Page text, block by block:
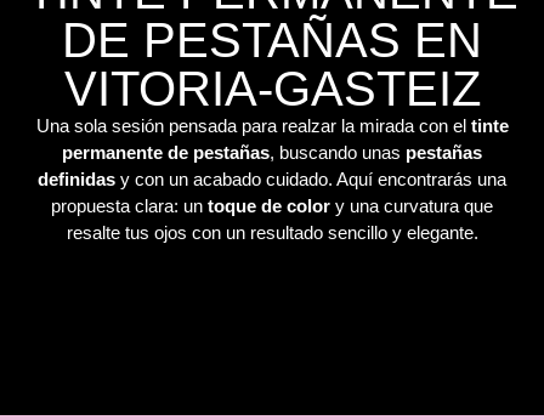
DE PESTAÑAS EN
VITORIA-GASTEIZ
Una sola sesión pensada para realzar la mirada con el tinte
permanente de pestañas, buscando unas pestañas
definidas y con un acabado cuidado. Aquí encontrarás una
propuesta clara: un toque de color y una curvatura que
resalte tus ojos con un resultado sencillo y elegante.